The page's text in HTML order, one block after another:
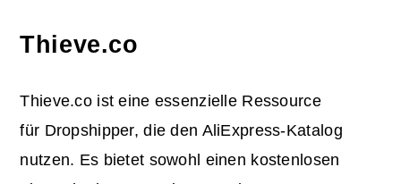
Thieve.co
Thieve.co ist eine essenzielle Ressource
für Dropshipper, die den AliExpress-Katalog
nutzen. Es bietet sowohl einen kostenlosen